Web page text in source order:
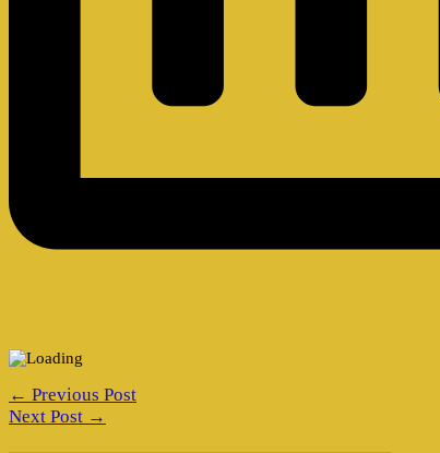
← Previous Post
Next Post →